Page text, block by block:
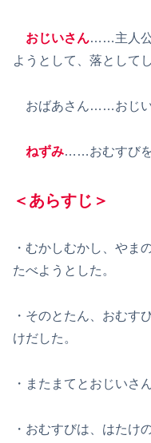
おじいさん……主人公
ようとして、落として
おばあさん……おじい
ねずみ……おむすびを
＜あらすじ＞
・むかしむかし、やま
たべようとした。
・そのとたん、おむす
けだした。
・またまてとおじいさ
・おむすびは、はたけ